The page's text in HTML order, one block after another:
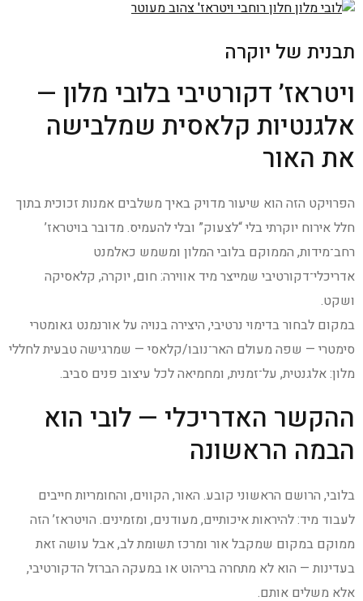
תבנית של יוקרה
ויטראז’ דקורטיבי בלובי מלון —
אלגנטיות קלאסית שמלבישה
את האור
הפרויקט הזה הוא שיעור מדויק באיך משלבים אמנות זכוכית בתוך
חלל אירוח יוקרתי בלי “לצעוק” ובלי להעמיס. מדובר בויטראז’
רחב־מידות, הממוקם בלובי המלון ומשמש כאלמנט
אדריכלי־דקורטיבי שמייצר מיד אווירה: חום, יוקרה, קלאסיקה
ושקט.
במקום לבחור בדימוי נרטיבי, היצירה בנויה על אורנמנט גאומטרי
סימטרי — שפה מעולם האר־נובו/קלאסי — שמרגישה טבעית לחללי
מלון: אלגנטית, על־זמנית, ומחמיאה לכל עיצוב פנים סביב.
ההקשר האדריכלי — לובי הוא
הבמה הראשונה
בלובי, הרושם הראשוני קובע. האור, הקווים, והחומריות חייבים
לעבוד מיד: להיראות איכותיים, מעודנים, ומזמינים. הויטראז’ הזה
ממוקם במקום שמקבל אור ומרכז תשומת לב, אבל עושה זאת
בעדינות — הוא לא מתחרה בריהוט או במעקה הברזל הדקורטיבי,
אלא משלים אותם.